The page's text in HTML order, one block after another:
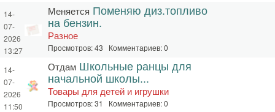
14-
07-
2026
13:27
Меняется Поменяю диз.топливо
на бензин.
Разное
Просмотров: 43 Комментариев: 0
14-
07-
2026
11:50
Отдам Школьные ранцы для
начальной школы...
Товары для детей и игрушки
Просмотров: 31 Комментариев: 0